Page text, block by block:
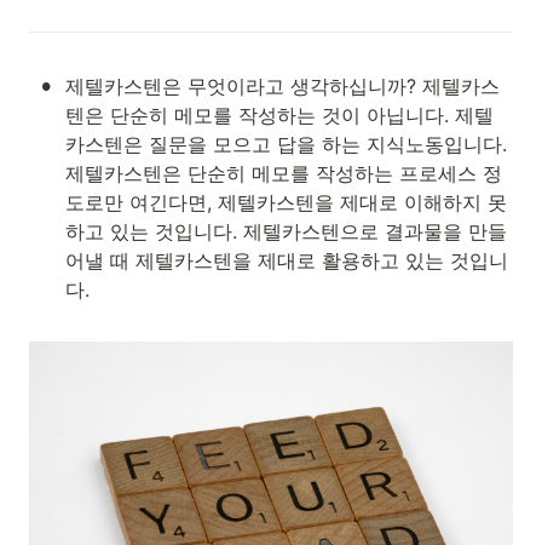
• 제텔카스텐은 무엇이라고 생각하십니까? 제텔카스
텐은 단순히 메모를 작성하는 것이 아닙니다. 제텔
카스텐은 질문을 모으고 답을 하는 지식노동입니다.
제텔카스텐은 단순히 메모를 작성하는 프로세스 정
도로만 여긴다면, 제텔카스텐을 제대로 이해하지 못
하고 있는 것입니다. 제텔카스텐으로 결과물을 만들
어낼 때 제텔카스텐을 제대로 활용하고 있는 것입니
다.